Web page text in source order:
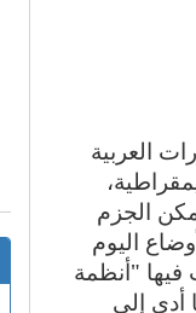
العربية
الجزم
اليوم
فيها "أنظمة
أدى إلى